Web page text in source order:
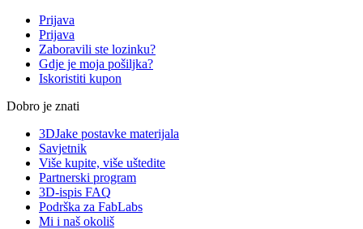
Prijava
Prijava
Zaboravili ste lozinku?
Gdje je moja pošiljka?
Iskoristiti kupon
Dobro je znati
3DJake postavke materijala
Savjetnik
Više kupite, više uštedite
Partnerski program
3D-ispis FAQ
Podrška za FabLabs
Mi i naš okoliš